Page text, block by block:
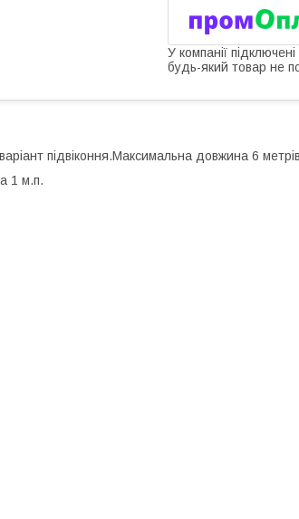
У компанії
будь-який товар не
підвіконня.Максимальна довжина 6
1 м.п.